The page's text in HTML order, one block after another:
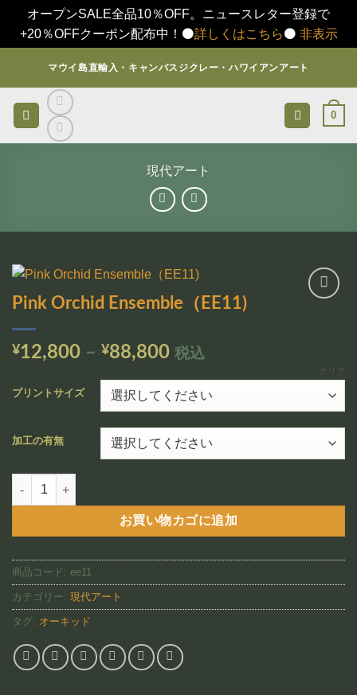
オープンSALE全品10％OFF。ニュースレター登録で
+20％OFFクーポン配布中！⚫️詳しくはこちら⚫️ 非表示
マウイ島直輸入・キャンバスジクレー・ハワイアンアート
0
現代アート
Pink Orchid Ensemble（EE11)
¥12,800 – ¥88,800価
帯:
¥12,800
–
¥88,800
税込
プリントサイズ
加工の有無
クリア
Pink Orchid Ensemble（EE11)個
お買い物カゴに追加
商品コード: ee11
カテゴリー: 現代アート
タグ: オーキッド